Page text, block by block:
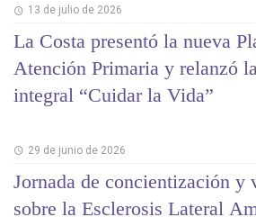
13 de julio de 2026
La Costa presentó la nueva
Atención Primaria y relanzó
integral “Cuidar la Vida”
29 de junio de 2026
Jornada de concientización y
sobre la Esclerosis Lateral